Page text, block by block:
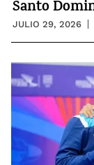
Santo
JULIO 29, 2026